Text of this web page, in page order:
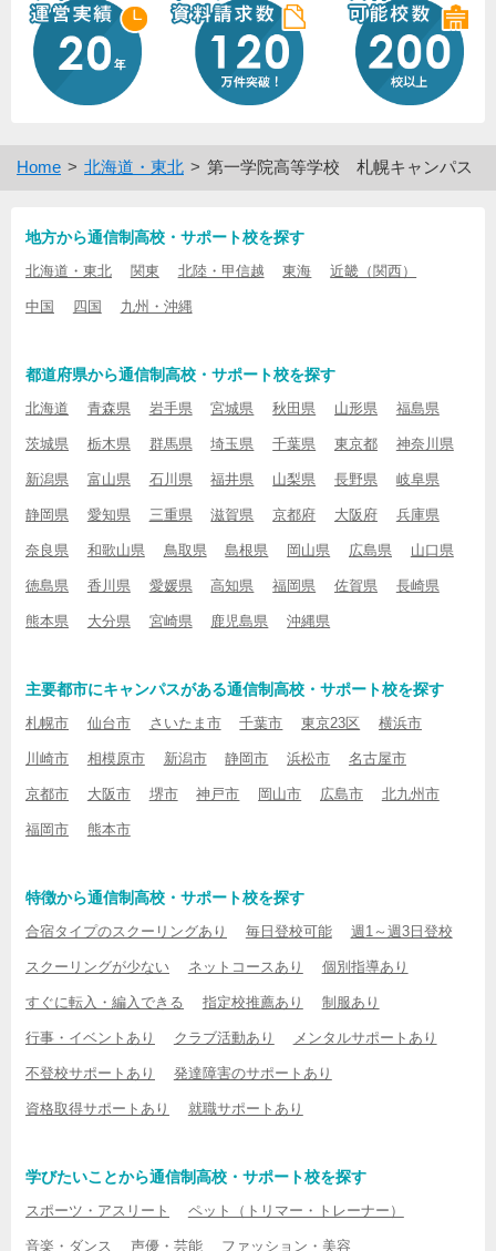
Home 北海道・東北 第一学院高等学校 札幌キャンパス
地方から通信制高校・サポート校を探す
北海道・東北 関東 北陸・甲信越 東海 近畿（関西）
中国 四国 九州・沖縄
都道府県から通信制高校・サポート校を探す
北海道 青森県 岩手県 宮城県 秋田県 山形県 福島県
茨城県 栃木県 群馬県 埼玉県 千葉県 東京都 神奈川県
新潟県 富山県 石川県 福井県 山梨県 長野県 岐阜県
静岡県 愛知県 三重県 滋賀県 京都府 大阪府 兵庫県
奈良県 和歌山県 鳥取県 島根県 岡山県 広島県 山口県
徳島県 香川県 愛媛県 高知県 福岡県 佐賀県 長崎県
熊本県 大分県 宮崎県 鹿児島県 沖縄県
主要都市にキャンパスがある通信制高校・サポート校を探す
札幌市 仙台市 さいたま市 千葉市 東京23区 横浜市
川崎市 相模原市 新潟市 静岡市 浜松市 名古屋市
京都市 大阪市 堺市 神戸市 岡山市 広島市 北九州市
福岡市 熊本市
特徴から通信制高校・サポート校を探す
合宿タイプのスクーリングあり 毎日登校可能 週1～週3日登校
スクーリングが少ない ネットコースあり 個別指導あり
すぐに転入・編入できる 指定校推薦あり 制服あり
行事・イベントあり クラブ活動あり メンタルサポートあり
不登校サポートあり 発達障害のサポートあり
資格取得サポートあり 就職サポートあり
学びたいことから通信制高校・サポート校を探す
スポーツ・アスリート ペット（トリマー・トレーナー）
音楽・ダンス 声優・芸能 ファッション・美容